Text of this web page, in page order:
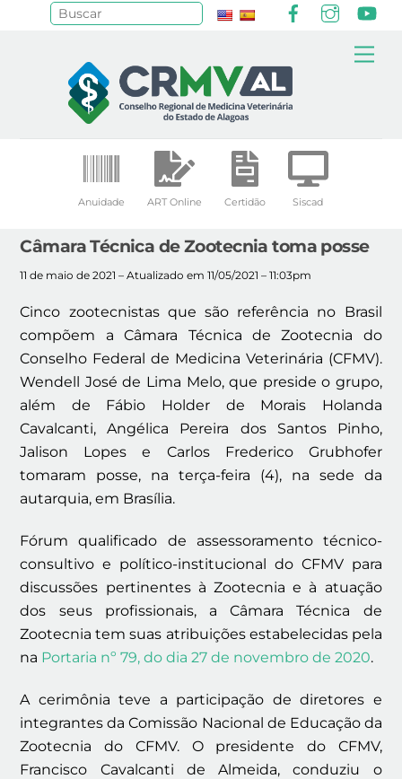
Anuidade ART Online Certidão Siscad
Câmara Técnica de Zootecnia toma posse
11 de maio de 2021 – Atualizado em 11/05/2021 – 11:03pm
Cinco zootecnistas que são referência no Brasil
compõem a Câmara Técnica de Zootecnia do
Conselho Federal de Medicina Veterinária (CFMV).
Wendell José de Lima Melo, que preside o grupo,
além de Fábio Holder de Morais Holanda
Cavalcanti, Angélica Pereira dos Santos Pinho,
Jalison Lopes e Carlos Frederico Grubhofer
tomaram posse, na terça-feira (4), na sede da
autarquia, em Brasília.
Fórum qualificado de assessoramento técnico-
consultivo e político-institucional do CFMV para
discussões pertinentes à Zootecnia e à atuação
dos seus profissionais, a Câmara Técnica de
Zootecnia tem suas atribuições estabelecidas pela
na Portaria nº 79, do dia 27 de novembro de 2020.
A cerimônia teve a participação de diretores e
integrantes da Comissão Nacional de Educação da
Zootecnia do CFMV. O presidente do CFMV,
Francisco Cavalcanti de Almeida, conduziu o